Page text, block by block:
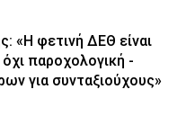
«Η φετινή ΔΕΘ είναι
παροχολογική -
για συνταξιούχους»